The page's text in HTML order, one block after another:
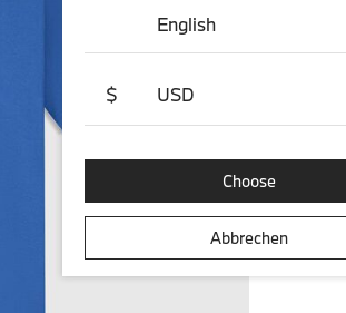
English
$ USD
Choose
Abbrechen